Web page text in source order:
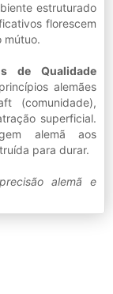
estruturado
florescem
mútuo.
de Qualidade
alemães
(comunidade),
superficial.
alemã aos
para durar.
alemã e